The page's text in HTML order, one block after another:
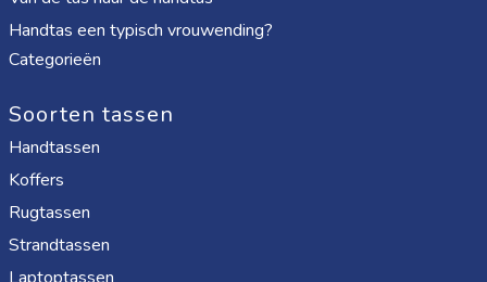
Handtas een typisch vrouwending?
Categorieën
Soorten tassen
Handtassen
Koffers
Rugtassen
Strandtassen